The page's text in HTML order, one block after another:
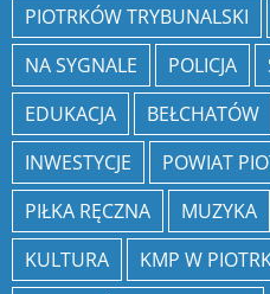
PIOTRKÓW TRYBUNALSKI
NA SYGNALE
POLICJA
EDUKACJA
BEŁCHATÓW
INWESTYCJE
POWIAT
PIŁKA RĘCZNA
MUZYKA
KULTURA
KMP W